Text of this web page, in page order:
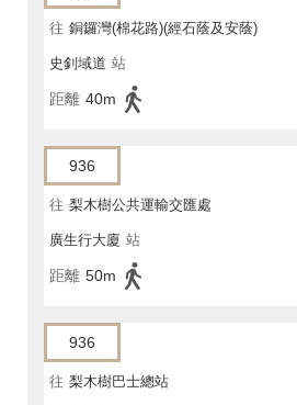
往 銅鑼灣(棉花路)(經石蔭及安蔭)
史釗域道 站
距離 40m
936
往 梨木樹公共運輸交匯處
廣生行大廈 站
距離 50m
936
往 梨木樹巴士總站